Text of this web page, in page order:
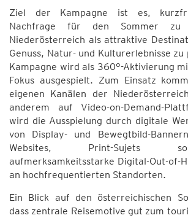
Ziel der Kampagne ist es,
Nachfrage für den Sommer zu
Niederösterreich als attraktive
Genuss, Natur- und Kulturerlebnisse
Kampagne wird als 360°-Aktivierung
Fokus ausgespielt. Zum Einsatz
eigenen Kanälen der
anderem auf Video-on-Demand-
wird die Ausspielung durch digitale
von Display- und Bewegtbild-
Websites, Print-Sujets
aufmerksamkeitsstarke Digital-Out-of-
an hochfrequentierten Standorten.
Ein Blick auf den österreichischen
dass zentrale Reisemotive gut zum